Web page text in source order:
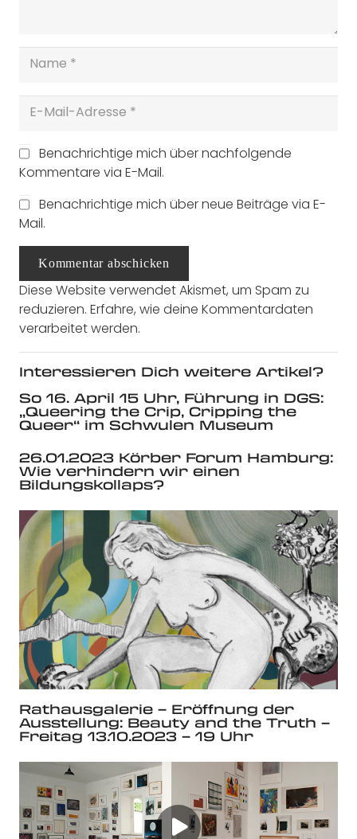
Benachrichtige mich über nachfolgende
Kommentare via E-Mail.
Benachrichtige mich über neue Beiträge via E-
Mail.
Kommentar abschicken
Diese Website verwendet Akismet, um Spam zu
reduzieren. Erfahre, wie deine Kommentardaten
verarbeitet werden.
Interessieren Dich weitere Artikel?
So 16. April 15 Uhr, Führung in DGS:
„Queering the Crip, Cripping the
Queer“ im Schwulen Museum
26.01.2023 Körber Forum Hamburg:
Wie verhindern wir einen
Bildungskollaps?
Rathausgalerie – Eröffnung der
Ausstellung: Beauty and the Truth –
Freitag 13.10.2023 – 19 Uhr